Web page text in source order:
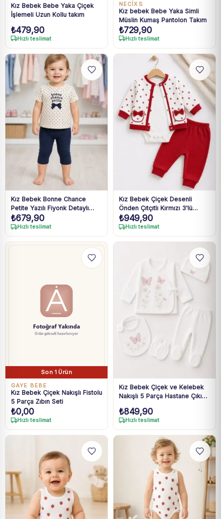
Kız Bebek Bebe Yaka Çiçek
İşlemeli Uzun Kollu takım
₺479,90
Hızlı teslimat
NECİXS
Kız bebek Bebe Yaka Simli
Müslin Kumaş Pantolon Takım
₺729,90
Hızlı teslimat
Kız Bebek Bonne Chance
Petite Yazılı Fiyonk Detaylı
Lacivert Taytlı Takım 9 Ay-4
Yaş
₺679,90
Hızlı teslimat
Kız Bebek Çiçek Desenli
Önden Çıtçıtlı Kırmızı 3'lü
Takım
₺949,90
Hızlı teslimat
Son 1 Ürün
GAYE BEBE
Kız Bebek Çiçek Nakışlı Fistolu
5 Parça Zıbın Seti
₺0,00
Hızlı teslimat
Kız Bebek Çiçek ve Kelebek
Nakışlı 5 Parça Hastane Çıkışı
₺849,90
Hızlı teslimat